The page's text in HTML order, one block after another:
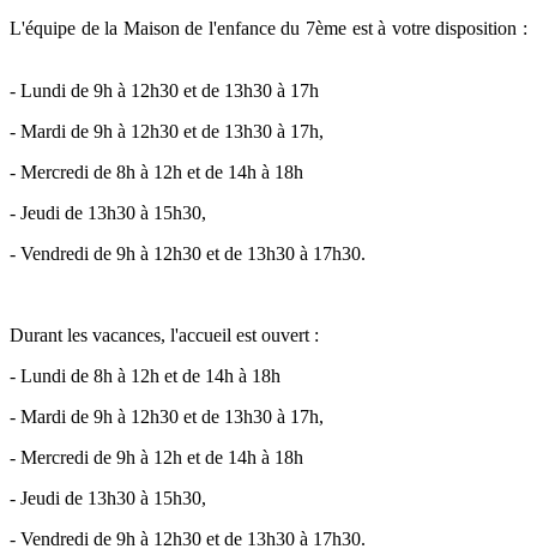
L'équipe de la Maison de l'enfance du 7ème est à votre disposition :
- Lundi de 9h à 12h30 et de 13h30 à 17h
- Mardi de 9h à 12h30 et de 13h30 à 17h,
- Mercredi de 8h à 12h et de 14h à 18h
- Jeudi de 13h30 à 15h30,
- Vendredi de 9h à 12h30 et de 13h30 à 17h30.
Durant les vacances, l'accueil est ouvert :
- Lundi de 8h à 12h et de 14h à 18h
- Mardi de 9h à 12h30 et de 13h30 à 17h,
- Mercredi de 9h à 12h et de 14h à 18h
- Jeudi de 13h30 à 15h30,
- Vendredi de 9h à 12h30 et de 13h30 à 17h30.